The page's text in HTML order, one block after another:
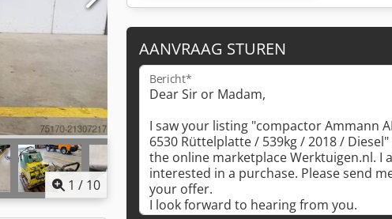
1 / 10
AANVRAAG STUREN
Bericht*